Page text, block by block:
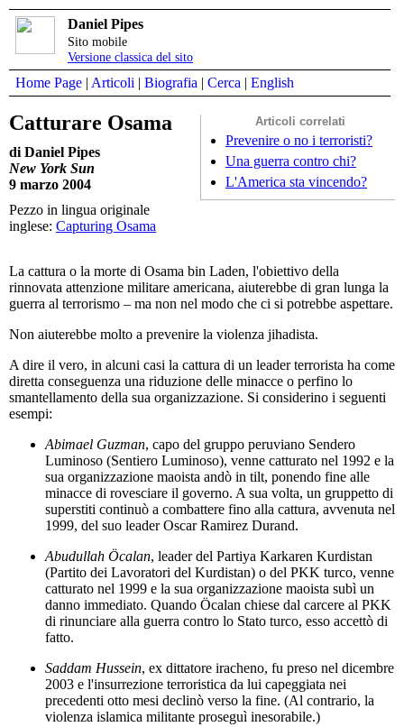
Daniel Pipes
Sito mobile
Versione classica del sito
Home Page | Articoli | Biografia | Cerca | English
Articoli correlati
Prevenire o no i terroristi?
Una guerra contro chi?
L'America sta vincendo?
Catturare Osama
di Daniel Pipes
New York Sun
9 marzo 2004
Pezzo in lingua originale
inglese: Capturing Osama
La cattura o la morte di Osama bin Laden, l'obiettivo della
rinnovata attenzione militare americana, aiuterebbe di gran lunga la
guerra al terrorismo – ma non nel modo che ci si potrebbe aspettare.
Non aiuterebbe molto a prevenire la violenza jihadista.
A dire il vero, in alcuni casi la cattura di un leader terrorista ha come
diretta conseguenza una riduzione delle minacce o perfino lo
smantellamento della sua organizzazione. Si considerino i seguenti
esempi:
Abimael Guzman, capo del gruppo peruviano Sendero
Luminoso (Sentiero Luminoso), venne catturato nel 1992 e la
sua organizzazione maoista andò in tilt, ponendo fine alle
minacce di rovesciare il governo. A sua volta, un gruppetto di
superstiti continuò a combattere fino alla cattura, avvenuta nel
1999, del suo leader Oscar Ramirez Durand.
Abudullah Öcalan, leader del Partiya Karkaren Kurdistan
(Partito dei Lavoratori del Kurdistan) o del PKK turco, venne
catturato nel 1999 e la sua organizzazione maoista subì un
danno immediato. Quando Öcalan chiese dal carcere al PKK
di rinunciare alla guerra contro lo Stato turco, esso accettò di
fatto.
Saddam Hussein, ex dittatore iracheno, fu preso nel dicembre
2003 e l'insurrezione terroristica da lui capeggiata nei
precedenti otto mesi declinò verso la fine. (Al contrario, la
violenza islamica militante proseguì inesorabile.)